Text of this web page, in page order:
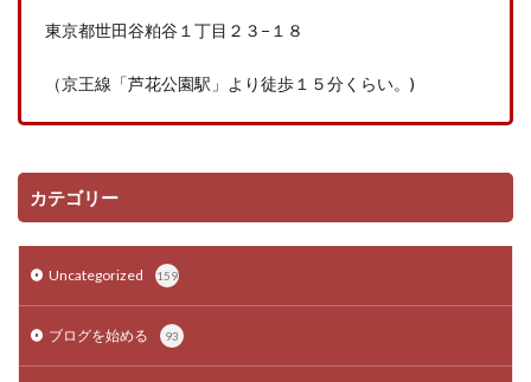
東京都世田谷粕谷１丁目２３−１８
（京王線「芦花公園駅」より徒歩１５分くらい。 )
カテゴリー
Uncategorized 159
ブログを始める 93